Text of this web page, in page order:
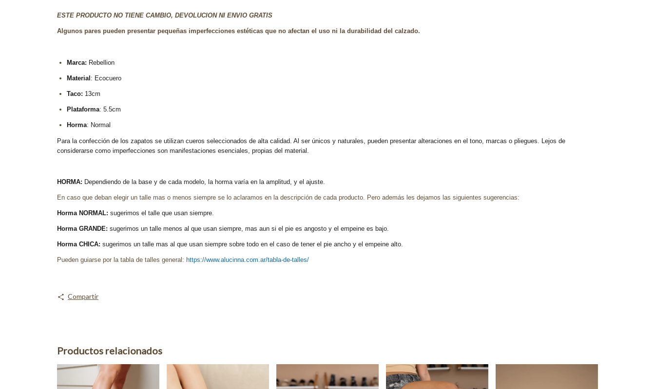
ESTE PRODUCTO NO TIENE CAMBIO, DEVOLUCION NI ENVIO GRATIS
Algunos pares pueden presentar pequeñas imperfecciones estéticas que no afectan el uso ni la durabilidad del calzado.
Marca: Rebellion
Material : Ecocuero
Taco: 13cm
Plataforma: 5.5cm
Horma: Normal
Para la confección de los zapatos se utilizan cueros seleccionados de alta calidad. Al ser únicos y naturales, pueden presentar alteraciones en el tono, marcas o pliegues. Lejos de
considerarse como imperfecciones son manifestaciones esenciales, propias del material.
HORMA: Dependiendo de la base y de cada modelo, la horma varía en la amplitud, y el ajuste.
En caso que deban elegir un talle mas o menos siempre se lo aclaramos en la descripción de cada producto. Pero además les dejamos las siguientes sugerencias:
Horma NORMAL: sugerimos el talle que usan siempre.
Horma GRANDE: sugerimos un talle menos al que usan siempre, mas aun si el pie es angosto y el empeine es bajo.
Horma CHICA: sugerimos un talle mas al que usan siempre sobre todo en el caso de tener el pie ancho y el empeine alto.
Pueden guiarse por la tabla de talles general: https://www.alucinna.com.ar/tabla-de-talles/
Compartir
Productos relacionados